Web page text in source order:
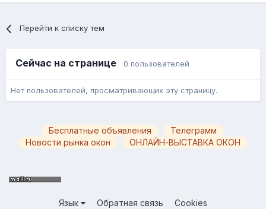
Перейти к списку тем
Сейчас на странице 0 пользователей
Нет пользователей, просматривающих эту страницу.
Бесплатные объявления
Телеграмм
Новости рынка окон
ОНЛАЙН-ВЫСТАВКА ОКОН
Язык Обратная связь Cookies